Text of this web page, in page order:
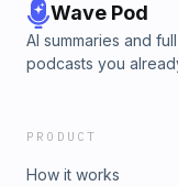
《饥荒》、世界名画
PUZZLES)1:03:58 “
镜之大迷宫》、《马
戏1:22:09 尾声提到的
Wave Pod
AI summaries and
podcasts you
PRODUCT
How it works